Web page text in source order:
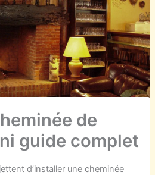
de
guide complet
d’installer une cheminée